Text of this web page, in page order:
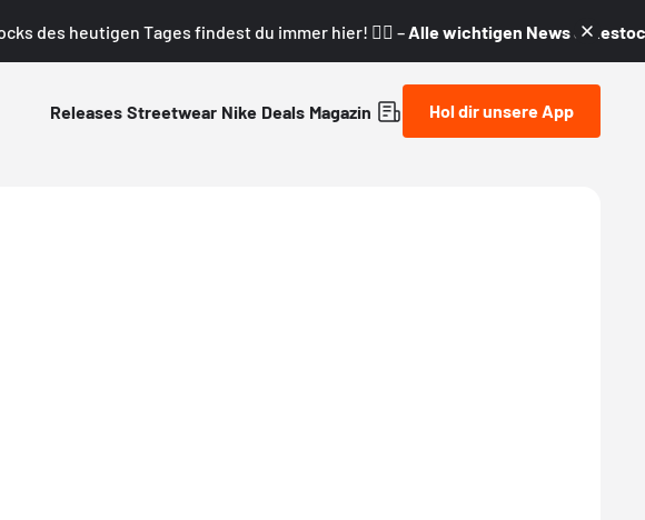
des heutigen Tages findest du immer hier! 👇🏼 – Alle wichtigen News &
Releases Streetwear Nike Deals Magazin Hol dir unsere App